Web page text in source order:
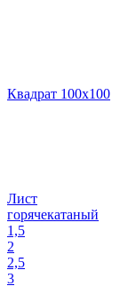
Квадрат 100х100
Лист
горячекатаный
1,5
2
2,5
3